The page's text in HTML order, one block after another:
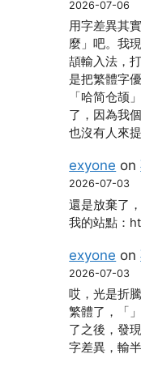
2026-07-06
用字差異其
麼」吧。我
頡輸入法，
是把繁體字
「哈简仓颉
了，因為我
也沒有人來
exyone on
2026-07-03
還是放棄了
我的站點：
exyone on
2026-07-03
哎，光是折
繁體了，「
了之後，發
字差異，輸